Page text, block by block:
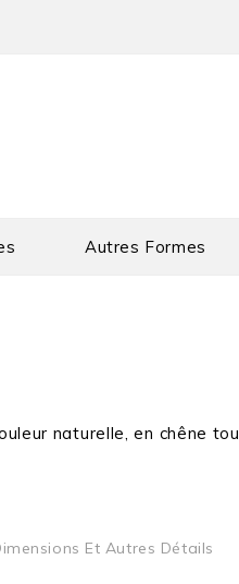
Autres Formes
naturelle, en chêne
Et Autres Détails